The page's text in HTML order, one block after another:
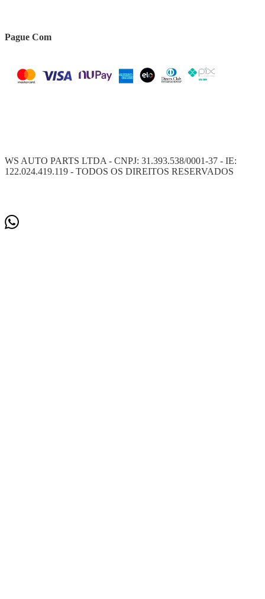
Pague Com
WS AUTO PARTS LTDA - CNPJ: 31.393.538/0001-37 - IE:
122.024.419.119 - TODOS OS DIREITOS RESERVADOS